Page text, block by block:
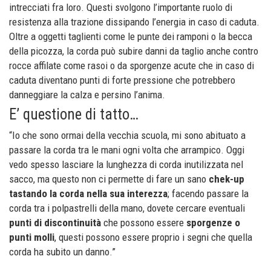
intrecciati fra loro. Questi svolgono l’importante ruolo di
resistenza alla trazione dissipando l’energia in caso di caduta.
Oltre a oggetti taglienti come le punte dei ramponi o la becca
della picozza, la corda può subire danni da taglio anche contro
rocce affilate come rasoi o da sporgenze acute che in caso di
caduta diventano punti di forte pressione che potrebbero
danneggiare la calza e persino l’anima.
E’ questione di tatto…
“Io che sono ormai della vecchia scuola, mi sono abituato a
passare la corda tra le mani ogni volta che arrampico. Oggi
vedo spesso lasciare la lunghezza di corda inutilizzata nel
sacco, ma questo non ci permette di fare un sano chek-up
tastando la corda nella sua interezza; facendo passare la
corda tra i polpastrelli della mano, dovete cercare eventuali
punti di discontinuità che possono essere sporgenze o
punti molli, questi possono essere proprio i segni che quella
corda ha subito un danno.”